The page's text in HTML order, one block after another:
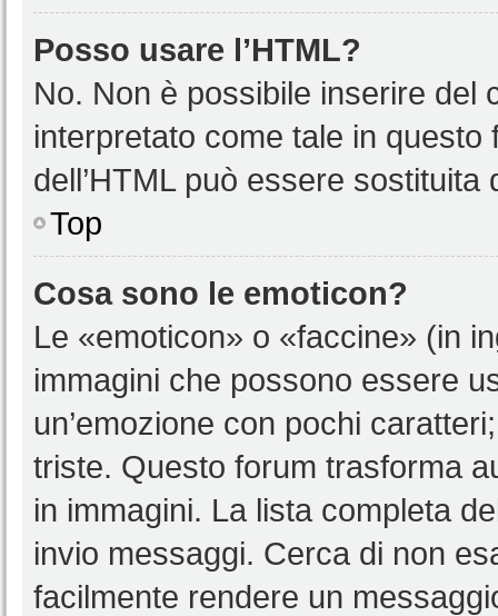
Posso usare l’HTML?
No. Non è possibile inserire del
interpretato come tale in
dell’HTML può essere sostituita
Top
Cosa sono le emoticon?
Le «emoticon» o «faccine» (in
immagini che possono essere
un’emozione con pochi
triste. Questo forum trasforma
in immagini. La lista completa
invio messaggi. Cerca di non
facilmente rendere un